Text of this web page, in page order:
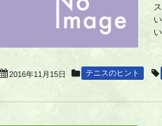
2016年11月15日 テニスのヒント